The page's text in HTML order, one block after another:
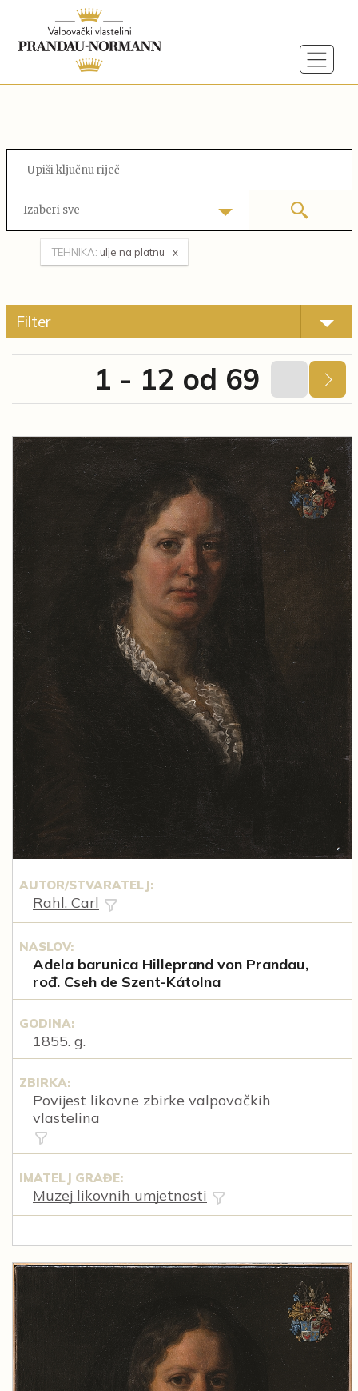
Izaberi sve
TEHNIKA: ulje na platnu
Filter
1 - 12 od 69
AUTOR/STVARATELJ:
Rahl, Carl
NASLOV:
Adela barunica Hilleprand von Prandau,
rođ. Cseh de Szent-Kátolna
GODINA:
1855. g.
ZBIRKA:
Povijest likovne zbirke valpovačkih
vlastelina
IMATELJ GRAĐE:
Muzej likovnih umjetnosti